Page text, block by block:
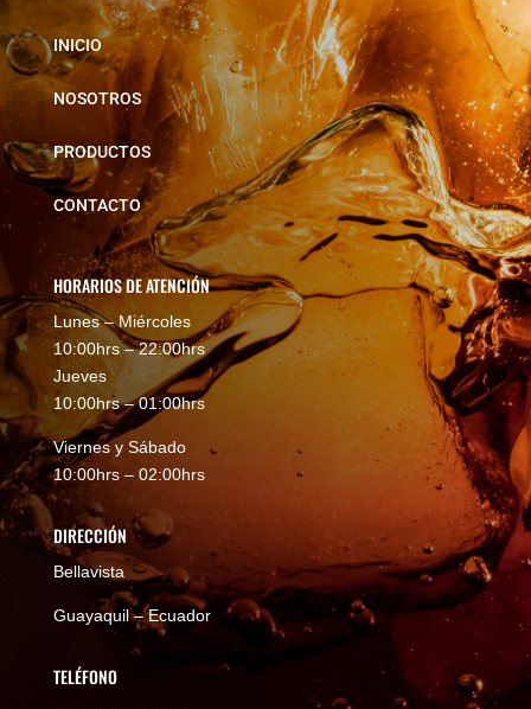
INICIO
NOSOTROS
PRODUCTOS
CONTACTO
HORARIOS DE ATENCIÓN
Lunes – Miércoles
10:00hrs – 22:00hrs
Jueves
10:00hrs – 01:00hrs
Viernes y Sábado
10:00hrs – 02:00hrs
DIRECCIÓN
Bellavista
Guayaquil – Ecuador
TELÉFONO